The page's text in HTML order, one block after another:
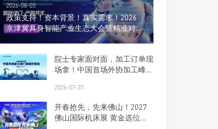
2026-08-05
政策支持！资本背景！真实需求！2026
京津冀具身智能产业生态大会暨精准对接
院士专家面对面，加工订单现
场拿！中国首场外协加工峰会
2026-07-31
开春抢先，先来佛山！2027
佛山国际机床展 黄金选位正